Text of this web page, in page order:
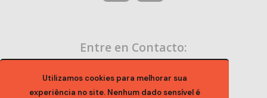
Utilizamos cookies para melhorar sua
experiência no site. Nenhum dado sensível é
Entre en Contacto: